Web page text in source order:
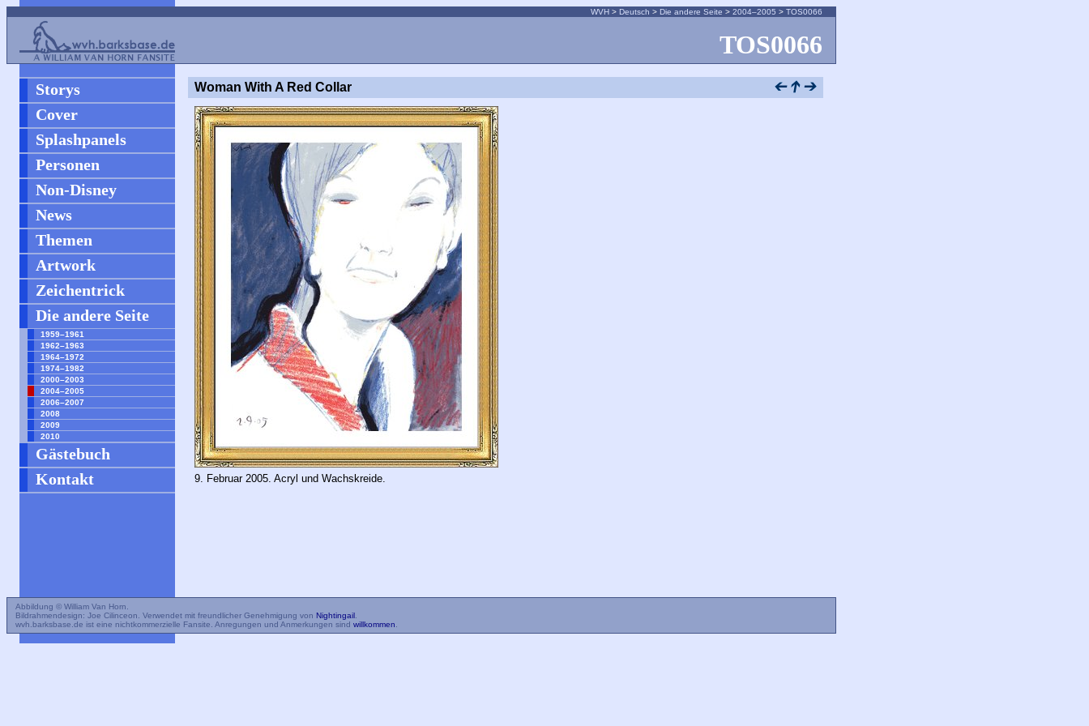
WVH > Deutsch > Die andere Seite > 2004–2005 > TOS0066
TOS0066
Storys
Cover
Splashpanels
Personen
Non-Disney
News
Themen
Artwork
Zeichentrick
Die andere Seite
1959–1961
1962–1963
1964–1972
1974–1982
2000–2003
2004–2005
2006–2007
2008
2009
2010
Gästebuch
Kontakt
Woman With A Red Collar
9. Februar 2005. Acryl und Wachskreide.
Abbildung © William Van Horn.
Bildrahmendesign: Joe Cilinceon. Verwendet mit freundlicher Genehmigung von Nightingail.
wvh.barksbase.de ist eine nichtkommerzielle Fansite. Anregungen und Anmerkungen sind willkommen